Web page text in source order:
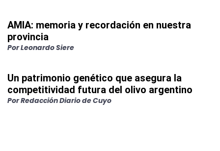
AMIA: memoria y recordación en nuestra
provincia
PorLeonardo Siere
Un patrimonio genético que asegura la
competitividad futura del olivo argentino
PorRedacción Diario de Cuyo